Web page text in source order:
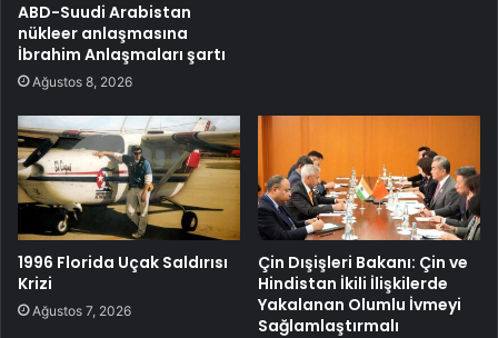
ABD-Suudi Arabistan
nükleer anlaşmasına
İbrahim Anlaşmaları şartı
Ağustos 8, 2026
1996 Florida Uçak Saldırısı
Krizi
Ağustos 7, 2026
Çin Dışişleri Bakanı: Çin ve
Hindistan İkili İlişkilerde
Yakalanan Olumlu İvmeyi
Sağlamlaştırmalı